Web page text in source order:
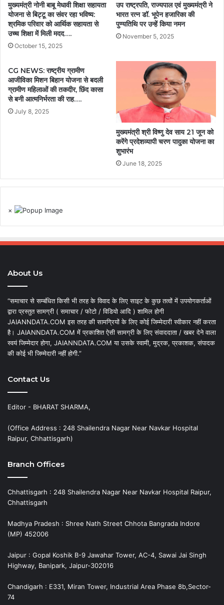
मुख्यमंत्री नोनी बाबू मेधावी शिक्षा सहायता
योजना से बिट्टू का संवर रहा भविष्य:
श्रमिक परिवार को आर्थिक सहायता से
उच्च शिक्षा में मिली मदद….
October 15, 2025
उप राष्ट्रपति, राज्यपाल एवं मुख्यमंत्री ने
भारत रत्न डॉ. भूपेन हजारिका की
पुण्यतिथि पर उन्हें किया नमन
November 5, 2025
CG NEWS: राष्ट्रीय ग्रामीण
आजीविका मिशन बिहान योजना से बदली
ग्रामीण महिलाओं की तकदीर, छिंद कासा
से बनी आत्मनिर्भरता की राह….
July 8, 2025
मुख्यमंत्री श्री विष्णु देव साय 21 जून को
करेंगे प्रदेशव्यापी चरण पादुका योजना का
शुभारंभ
June 18, 2025
×
About Us
“समाचार से सम्बंधित किसी भी तरह के विवाद के लिए साइट के कुछ तत्वों में उपयोगकर्ताओं
द्वारा प्रस्तुत सामग्री ( समाचार / फोटो / विडियो आदि ) शामिल होगी
JAIANNDATA.COM इस तरह की सामग्रियों के लिए कोई जिम्मेदारी स्वीकार नहीं करता
है। JAIANNDATA.COM में प्रकाशित ऐसी सामग्री के लिए संवाददाता / खबर देने वाला
स्वयं जिम्मेदार होगा, JAIANNDATA.COM या उसके स्वामी, मुद्रक, प्रकाशक, संपादक
की कोई भी जिम्मेदारी नहीं होगी.”
Contact Us
Editor - BHARAT SHARMA,
(Office Address : 248 Shailendra Nagar Near Navkar Hospital
Raipur, Chhattisgarh)
Branch Offices
Chhattisgarh : 248 Shailendra Nagar Near Navkar Hospital Raipur,
Chhattisgarh
Madhya Pradesh : Shree Nath Street Chhota Bangrada Indore
(MP) 452006
Jaipur : Gopal Koshik B-9 Jawahar Tower, AC-4, Sawai Jai Singh
Highway, Banipark, Jaipur-302016
Chandigarh : E331, Miran Tower, Industrial Area Phase 8b,Sector-
74